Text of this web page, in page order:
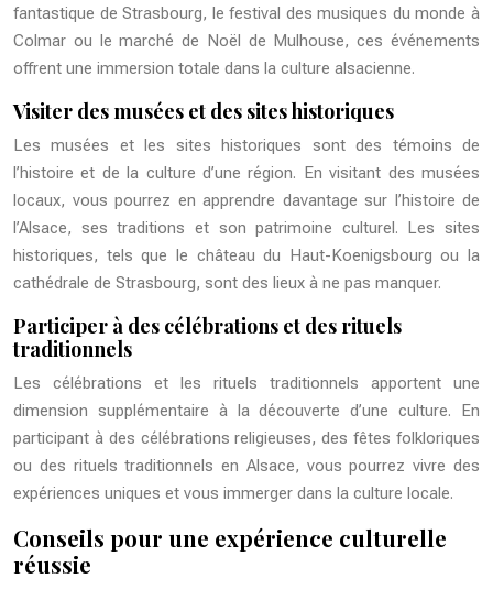
fantastique de Strasbourg, le festival des musiques du monde à
Colmar ou le marché de Noël de Mulhouse, ces événements
offrent une immersion totale dans la culture alsacienne.
Visiter des musées et des sites historiques
Les musées et les sites historiques sont des témoins de
l’histoire et de la culture d’une région. En visitant des musées
locaux, vous pourrez en apprendre davantage sur l’histoire de
l’Alsace, ses traditions et son patrimoine culturel. Les sites
historiques, tels que le château du Haut-Koenigsbourg ou la
cathédrale de Strasbourg, sont des lieux à ne pas manquer.
Participer à des célébrations et des rituels
traditionnels
Les célébrations et les rituels traditionnels apportent une
dimension supplémentaire à la découverte d’une culture. En
participant à des célébrations religieuses, des fêtes folkloriques
ou des rituels traditionnels en Alsace, vous pourrez vivre des
expériences uniques et vous immerger dans la culture locale.
Conseils pour une expérience culturelle
réussie